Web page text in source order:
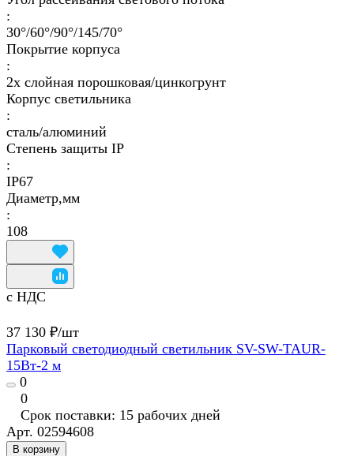
:
30°/60°/90°/145/70°
Покрытие корпуса
:
2х слойная порошковая/цинкогрунт
Корпус светильника
:
сталь/алюминий
Степень защиты IP
:
IP67
Диаметр,мм
:
108
с НДС
37 130 ₽/шт
Парковый светодиодный светильник SV-SW-TAUR-
15Вт-2 м
0
0
Срок поставки: 15 рабочих дней
Арт. 02594608
В корзину